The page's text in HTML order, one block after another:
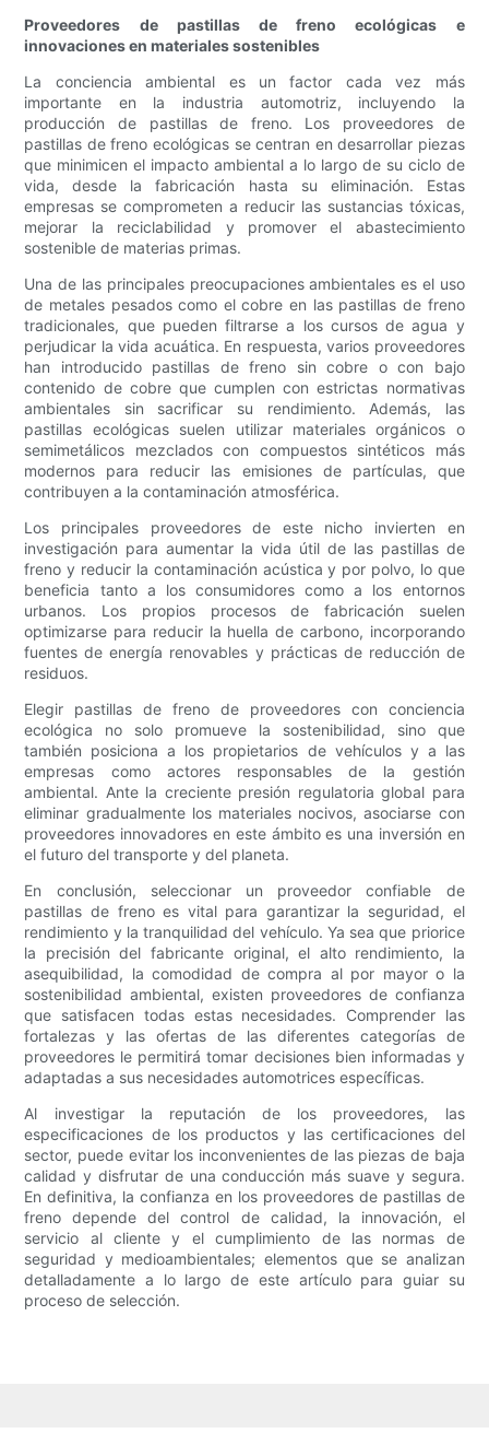
Proveedores de pastillas de freno ecológicas e
innovaciones en materiales sostenibles
La conciencia ambiental es un factor cada vez más
importante en la industria automotriz, incluyendo la
producción de pastillas de freno. Los proveedores de
pastillas de freno ecológicas se centran en desarrollar piezas
que minimicen el impacto ambiental a lo largo de su ciclo de
vida, desde la fabricación hasta su eliminación. Estas
empresas se comprometen a reducir las sustancias tóxicas,
mejorar la reciclabilidad y promover el abastecimiento
sostenible de materias primas.
Una de las principales preocupaciones ambientales es el uso
de metales pesados ​​como el cobre en las pastillas de freno
tradicionales, que pueden filtrarse a los cursos de agua y
perjudicar la vida acuática. En respuesta, varios proveedores
han introducido pastillas de freno sin cobre o con bajo
contenido de cobre que cumplen con estrictas normativas
ambientales sin sacrificar su rendimiento. Además, las
pastillas ecológicas suelen utilizar materiales orgánicos o
semimetálicos mezclados con compuestos sintéticos más
modernos para reducir las emisiones de partículas, que
contribuyen a la contaminación atmosférica.
Los principales proveedores de este nicho invierten en
investigación para aumentar la vida útil de las pastillas de
freno y reducir la contaminación acústica y por polvo, lo que
beneficia tanto a los consumidores como a los entornos
urbanos. Los propios procesos de fabricación suelen
optimizarse para reducir la huella de carbono, incorporando
fuentes de energía renovables y prácticas de reducción de
residuos.
Elegir pastillas de freno de proveedores con conciencia
ecológica no solo promueve la sostenibilidad, sino que
también posiciona a los propietarios de vehículos y a las
empresas como actores responsables de la gestión
ambiental. Ante la creciente presión regulatoria global para
eliminar gradualmente los materiales nocivos, asociarse con
proveedores innovadores en este ámbito es una inversión en
el futuro del transporte y del planeta.
En conclusión, seleccionar un proveedor confiable de
pastillas de freno es vital para garantizar la seguridad, el
rendimiento y la tranquilidad del vehículo. Ya sea que priorice
la precisión del fabricante original, el alto rendimiento, la
asequibilidad, la comodidad de compra al por mayor o la
sostenibilidad ambiental, existen proveedores de confianza
que satisfacen todas estas necesidades. Comprender las
fortalezas y las ofertas de las diferentes categorías de
proveedores le permitirá tomar decisiones bien informadas y
adaptadas a sus necesidades automotrices específicas.
Al investigar la reputación de los proveedores, las
especificaciones de los productos y las certificaciones del
sector, puede evitar los inconvenientes de las piezas de baja
calidad y disfrutar de una conducción más suave y segura.
En definitiva, la confianza en los proveedores de pastillas de
freno depende del control de calidad, la innovación, el
servicio al cliente y el cumplimiento de las normas de
seguridad y medioambientales; elementos que se analizan
detalladamente a lo largo de este artículo para guiar su
proceso de selección.